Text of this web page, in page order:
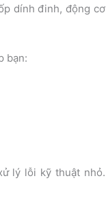
dính đinh, động cơ
bạn:
lý lỗi kỹ thuật nhỏ.